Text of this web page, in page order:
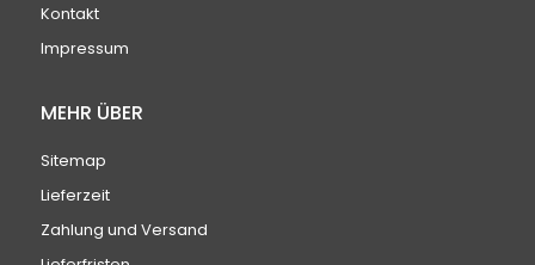
Kontakt
Impressum
MEHR ÜBER
Sitemap
Lieferzeit
Zahlung und Versand